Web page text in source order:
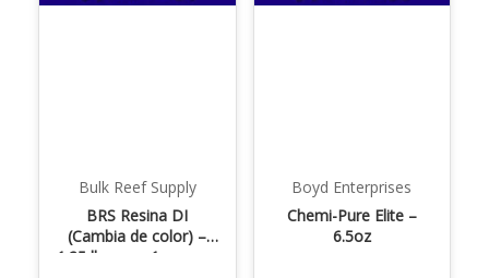
Bulk Reef Supply
BRS Resina DI
(Cambia de color) –
1.25 lbs para 1 recarga
Boyd Enterprises
Chemi-Pure Elite –
6.5oz